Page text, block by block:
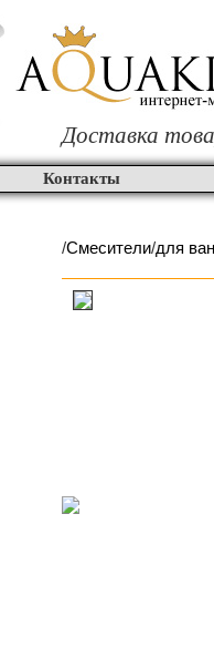
Доставка
Контакты
/Смесители/для